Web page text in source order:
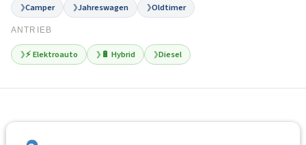
❯Camper ❯Jahreswagen ❯Oldtimer
ANTRIEB
❯⚡ Elektroauto ❯ 🔋 Hybrid ❯Diesel